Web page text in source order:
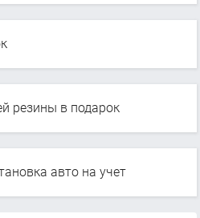
резины в подарок
авто на учет